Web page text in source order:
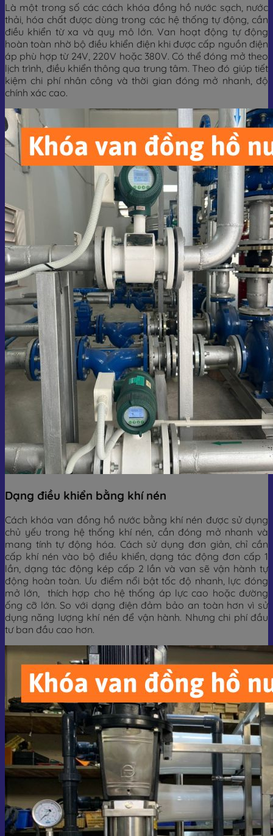
Là một trong số các cách khóa đồng hồ nước sạch, nước
thải, hóa chất được dùng trong các hệ thống tự động, cần
điều khiển từ xa và quy mô lớn. Van hoạt động tự động
hoàn toàn nhờ bộ điều khiển điện khi được cấp nguồn điện
áp phù hợp từ 24V, 220V hoặc 380V. Có thể đóng mở theo
lịch trình, điều khiển thông qua trung tâm. Theo đó giúp tiết
kiệm chi phí nhân công và thời gian đóng mở nhanh, độ
chính xác cao.
Dạng điều khiển bằng khí nén
Cách khóa van đồng hồ nước bằng khí nén được sử dụng
chủ yếu trong hệ thống khí nén, cần đóng mở nhanh và
mang tính tự động hóa. Cách sử dụng đơn giản, chỉ cần
cấp khí nén vào bộ điều khiển, dạng tác động đơn cấp 1
lần, dạng tác động kép cấp 2 lần và van sẽ vận hành tự
động hoàn toàn. Ưu điểm nổi bật tốc độ nhanh, lực đóng
mở lớn, thích hợp cho hệ thống áp lực cao hoặc đường
ống cỡ lớn. So với dạng điện đảm bảo an toàn hơn vì sử
dụng năng lượng khí nén để vận hành. Nhưng chi phí đầu
tư ban đầu cao hơn.